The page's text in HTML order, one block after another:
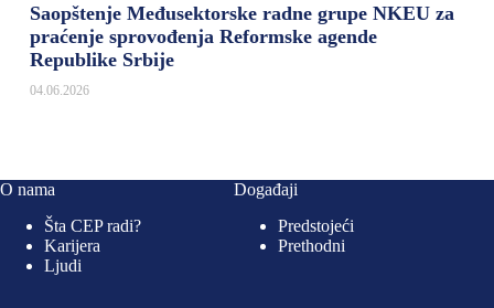
Saopštenje Međusektorske radne grupe NKEU za
praćenje sprovođenja Reformske agende
Republike Srbije
04.06.2026
O nama
Šta CEP radi?
Karijera
Ljudi
Događaji
Predstojeći
Prethodni